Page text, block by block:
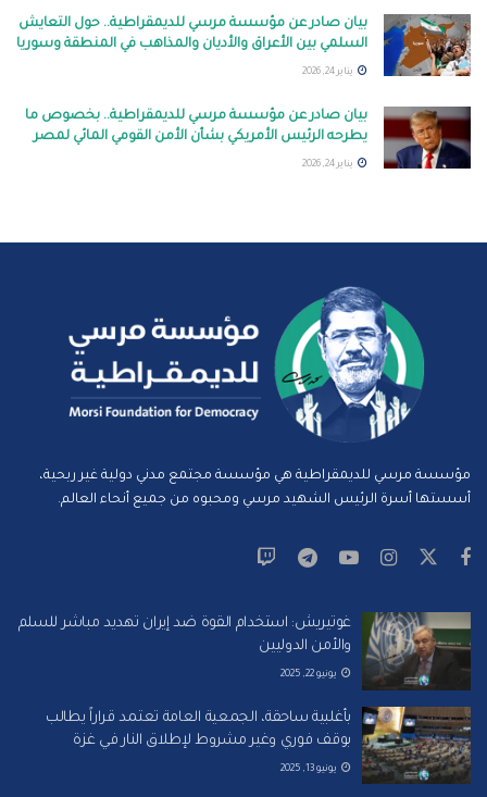
بيان صادر عن مؤسسة مرسي للديمقراطية.. حول التعايش
السلمي بين الأعراق والأديان والمذاهب في المنطقة وسوريا
يناير 24, 2026
بيان صادر عن مؤسسة مرسي للديمقراطية.. بخصوص ما
يطرحه الرئيس الأمريكي بشأن الأمن القومي المائي لمصر
يناير 24, 2026
مؤسسة مرسي للديمقراطية هي مؤسسة مجتمع مدني دولية غير ربحية،
أسستها أسرة الرئيس الشهيد مرسي ومحبوه من جميع أنحاء العالم.
غوتيريش: استخدام القوة ضد إيران تهديد مباشر للسلم
والأمن الدوليين
يونيو 22, 2025
بأغلبية ساحقة، الجمعية العامة تعتمد قراراً يطالب
بوقف فوري وغير مشروط لإطلاق النار في غزة
يونيو 13, 2025